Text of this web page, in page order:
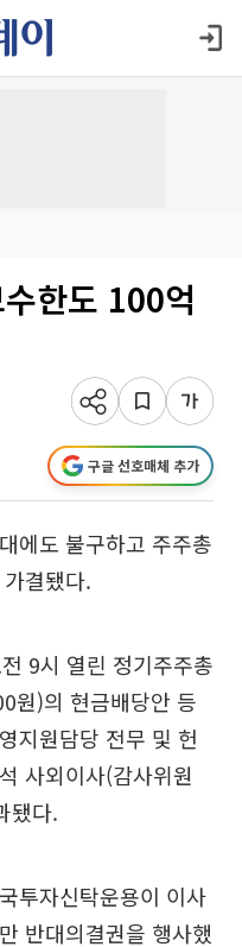
한도 100억
구글 선호매체 추가
에도 불구하고 주주총
결됐다.
9시 열린 정기주주총
원)의 현금배당안 등
지원담당 전무 및 헌
사외이사(감사위원
됐다.
투자신탁운용이 이사
반대의결권을 행사했